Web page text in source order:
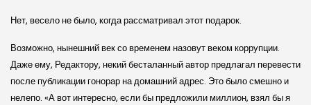
Нет, весело не было, когда рассматривал этот подарок.
Возможно, нынешний век со временем назовут веком коррупции.
Даже ему, Редактору, некий бесталанный автор предлагал перевести
после публикации гонорар на домашний адрес. Это было смешно и
нелепо. «А вот интересно, если бы предложили миллион, взял бы я